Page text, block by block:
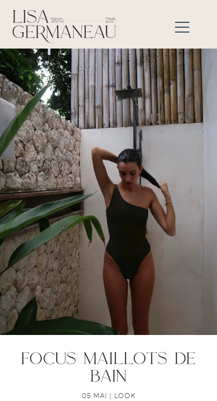
focus maillots de
bain
05 MAI | LOOK